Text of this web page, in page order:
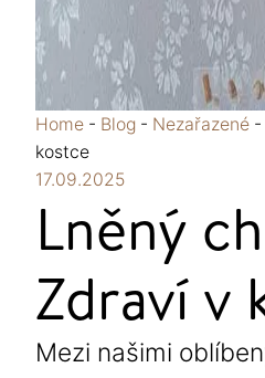
Home- Blog- Nezařazené-
kostce
Lněný
Zdraví v
17.09.2025
Mezi našimi